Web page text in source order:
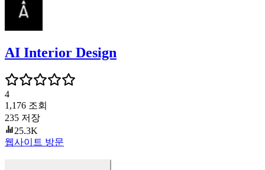
AI Interior Design
4
1,176 조회
235 저장
25.3K
웹사이트 방문